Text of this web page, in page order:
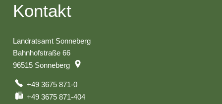
Kontakt
Landratsamt Sonneberg
Bahnhofstraße 66
96515 Sonneberg
+49 3675 871-0
+49 3675 871-404